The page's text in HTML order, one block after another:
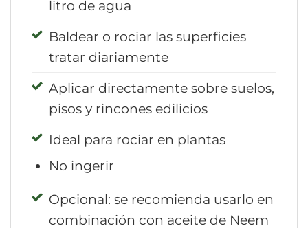
litro de agua
Baldear o rociar las superficies
tratar diariamente
Aplicar directamente sobre suelos,
pisos y rincones edilicios
Ideal para rociar en plantas
No ingerir
Opcional: se recomienda usarlo en
combinación con aceite de Neem